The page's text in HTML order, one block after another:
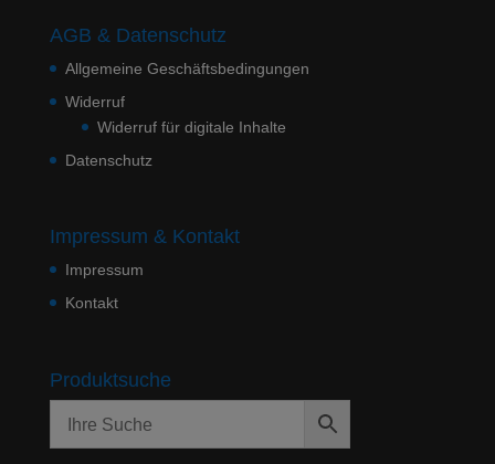
AGB & Datenschutz
Allgemeine Geschäftsbedingungen
Widerruf
Widerruf für digitale Inhalte
Datenschutz
Impressum & Kontakt
Impressum
Kontakt
Produktsuche